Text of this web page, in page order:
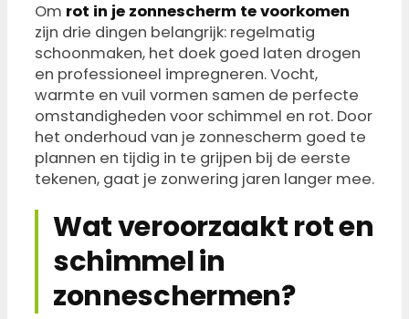
Om rot in je zonnescherm te voorkomen
zijn drie dingen belangrijk: regelmatig
schoonmaken, het doek goed laten drogen
en professioneel impregneren. Vocht,
warmte en vuil vormen samen de perfecte
omstandigheden voor schimmel en rot. Door
het onderhoud van je zonnescherm goed te
plannen en tijdig in te grijpen bij de eerste
tekenen, gaat je zonwering jaren langer mee.
Wat veroorzaakt rot en
schimmel in
zonneschermen?